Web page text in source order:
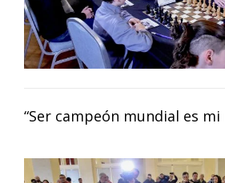
“Ser campeón mundial es